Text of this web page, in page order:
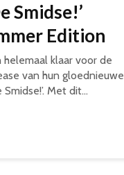
Smidse!’
Edition
helemaal klaar voor de
van hun gloednieuwe
Met dit...